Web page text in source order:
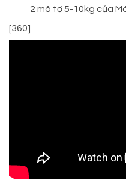
2 mô tơ 5-10kg của
[360]